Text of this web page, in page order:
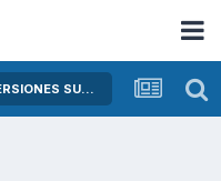
TEMAS COMUNES PARA TODOS LAS VERSIONES SUPER DINK